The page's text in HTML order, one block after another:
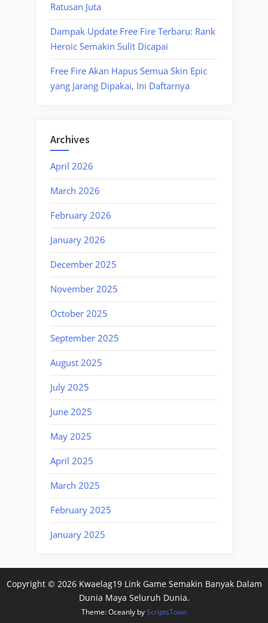
Ratusan Juta
Dampak Update Free Fire Terbaru: Rank
Heroic Semakin Sulit Dicapai
Free Fire Akan Hapus Semua Skin Epic
yang Jarang Dipakai, Ini Daftarnya
Archives
April 2026
March 2026
February 2026
January 2026
December 2025
November 2025
October 2025
September 2025
August 2025
July 2025
June 2025
May 2025
April 2025
March 2025
February 2025
January 2025
Copyright © 2026 Kwaelag19 Link Game Semakin Banyak Dalam
Dunia Maya Seluruh Dunia.
Theme: Oceanly byScriptsTown